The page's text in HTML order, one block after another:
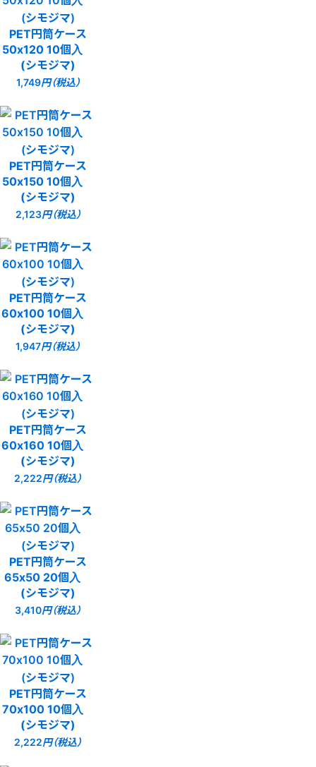
PET円筒ケース
50x120 10個入
(シモジマ)
1,749円（税込）
PET円筒ケース
50x150 10個入
(シモジマ)
2,123円（税込）
PET円筒ケース
60x100 10個入
(シモジマ)
1,947円（税込）
PET円筒ケース
60x160 10個入
(シモジマ)
2,222円（税込）
PET円筒ケース
65x50 20個入
(シモジマ)
3,410円（税込）
PET円筒ケース
70x100 10個入
(シモジマ)
2,222円（税込）